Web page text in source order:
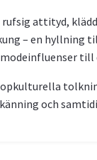
attityd,
– en hyllning
och